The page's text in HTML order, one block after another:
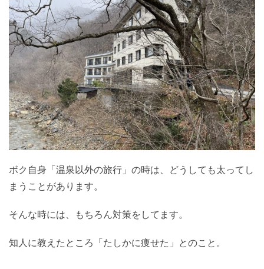
ボク自身「温泉以外の旅行」の時は、どうしても太ってし
まうことがあります。
そんな時には、もちろん対策をしてます。
知人に教えたところ「たしかに痩せた」とのこと。